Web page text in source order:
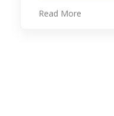
Read More